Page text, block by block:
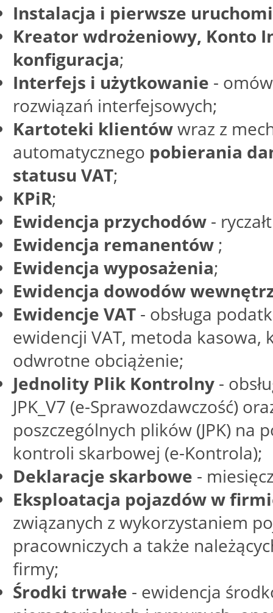
Instalacja i pierwsze
Kreator wdrożeniowy, Konto
konfiguracja;
Interfejs i użytkowanie -
rozwiązań interfejsowych;
Kartoteki klientówwraz z
automatycznego pobierania
statusu VAT;
KPiR;
Ewidencja przychodów -
Ewidencja remanentów ;
Ewidencja wyposażenia;
Ewidencja dowodów
Ewidencje VAT - obsługa
ewidencji VAT, metoda kasowa,
odwrotne obciążenie;
Jednolity Plik Kontrolny -
JPK_V7 (e-Sprawozdawczość)
poszczególnych plików (JPK) na
kontroli skarbowej (e-Kontrola);
Deklaracje skarbowe -
Eksploatacja pojazdów w
związanych z wykorzystaniem
pracowniczych a także
firmy;
Środki trwałe - ewidencja